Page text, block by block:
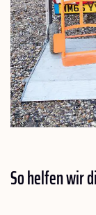
So helfen wir